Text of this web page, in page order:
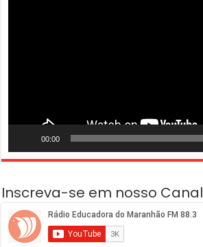
00:00
Inscreva-se em nosso Canal